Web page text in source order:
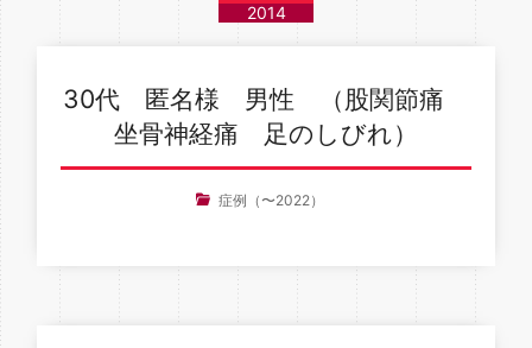
2014
30代 匿名様 男性 （股関節痛
坐骨神経痛 足のしびれ）
症例（〜2022）